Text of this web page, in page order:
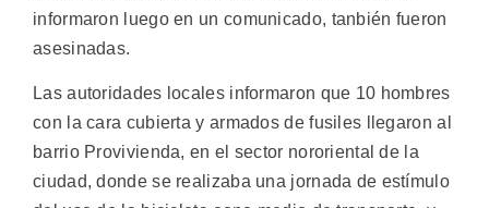
informaron luego en un comunicado, tanbién fueron
asesinadas.
Las autoridades locales informaron que 10 hombres
con la cara cubierta y armados de fusiles llegaron al
barrio Provivienda, en el sector nororiental de la
ciudad, donde se realizaba una jornada de estímulo